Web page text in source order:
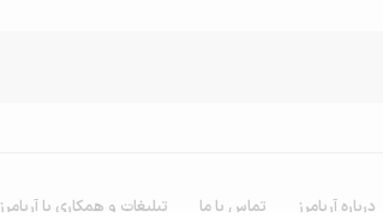
درباره آریامرز تماس با ما تبلیغات و همکاری با آریامرز